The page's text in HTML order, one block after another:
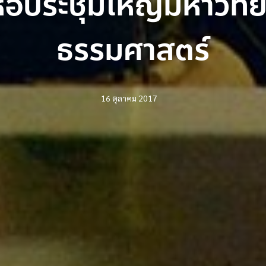
ธรรมศาสตร์
16 ตุลาคม 2017